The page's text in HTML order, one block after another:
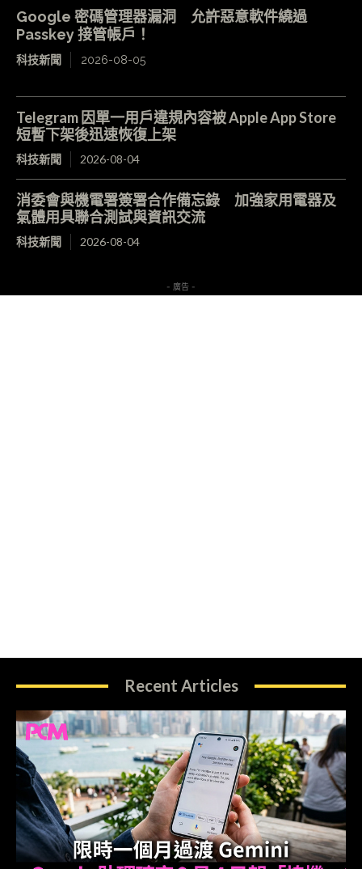
Google 密碼管理器漏洞 允許惡意軟件繞過
Passkey 接管帳戶！
科技新聞 2026-08-05
Telegram 因單一用戶違規內容被 Apple App Store
短暫下架後迅速恢復上架
科技新聞 2026-08-04
消委會與機電署簽署合作備忘錄 加強家用電器及
氣體用具聯合測試與資訊交流
科技新聞 2026-08-04
- 廣告 -
Recent Articles